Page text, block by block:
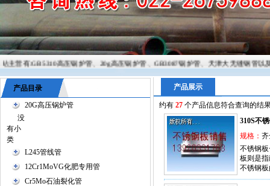
营有:GB5310高压锅炉管、20g高压锅炉管、GB3087锅炉管、天津大无缝钢管以及
产品目录
20G高压锅炉管
没
有小
类
L245管线管
12Cr1MoVG化肥专用管
Cr5Mo石油裂化管
产品展示
约有 27 个产品信息符合查询的结
310S不
规格： 齐
不锈钢
板则是
不锈钢